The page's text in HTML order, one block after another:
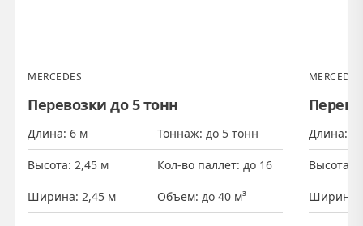
MERCEDES
Перевозки до 5 тонн
Длина 6 м Тоннаж до 5 тонн
Высота 2,45 м Кол-во паллет до 16
Ширина 2,45 м Объем до 40 м³
MERCEDES
Длина
Высота
Ширина